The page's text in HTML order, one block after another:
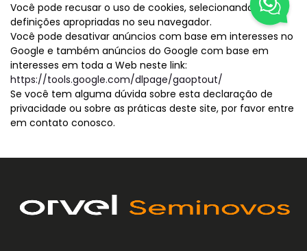
Você pode recusar o uso de cookies, selecionando as
definições apropriadas no seu navegador.
Você pode desativar anúncios com base em interesses no
Google e também anúncios do Google com base em
interesses em toda a Web neste link:
https://tools.google.com/dlpage/gaoptout/
Se você tem alguma dúvida sobre esta declaração de
privacidade ou sobre as práticas deste site, por favor entre
em contato conosco.